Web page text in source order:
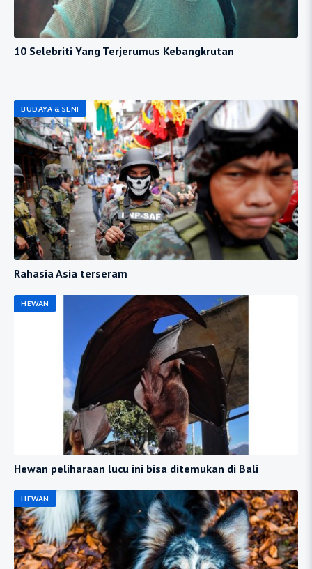
10 Selebriti Yang Terjerumus Kebangkrutan
BUDAYA & SENI
Rahasia Asia terseram
HEWAN
Hewan peliharaan lucu ini bisa ditemukan di Bali
HEWAN